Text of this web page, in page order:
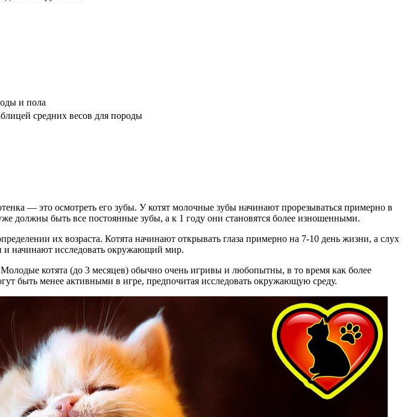
и пола
средних весов для породы
— это осмотреть его зубы. У котят молочные зубы начинают прорезываться примерно в
должны быть все постоянные зубы, а к 1 году они становятся более изношенными.
их возраста. Котята начинают открывать глаза примерно на 7-10 день жизни, а слух
и начинают исследовать окружающий мир.
Молодые котята (до 3 месяцев) обычно очень игривы и любопытны, в то время как более
быть менее активными в игре, предпочитая исследовать окружающую среду.